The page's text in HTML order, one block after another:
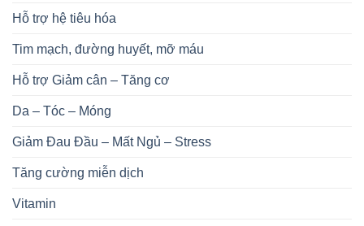
Hỗ trợ hệ tiêu hóa
Tim mạch, đường huyết, mỡ máu
Hỗ trợ Giảm cân – Tăng cơ
Da – Tóc – Móng
Giảm Đau Đầu – Mất Ngủ – Stress
Tăng cường miễn dịch
Vitamin